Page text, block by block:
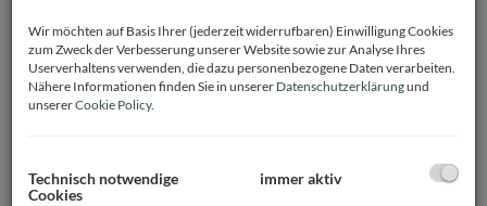
Abenteuer!
28.05.2023, 23:00
Willkommen in der wunderbaren Welt der Rente! Endlich haben Sie
Arbeitsleben? Natürlich die Suche nach der perfekten Wohnung für
Wir möchten auf Basis Ihrer (jederzeit widerrufbaren) Einwilligung Cookies
zum Zweck der Verbesserung unserer Website sowie zur Analyse Ihres
Userverhaltens verwenden, die dazu personenbezogene Daten verarbeiten.
Nähere Informationen finden Sie in unserer Datenschutzerklärungund
unsererCookie Policy.
Technisch notwendige
Cookies
immer aktiv